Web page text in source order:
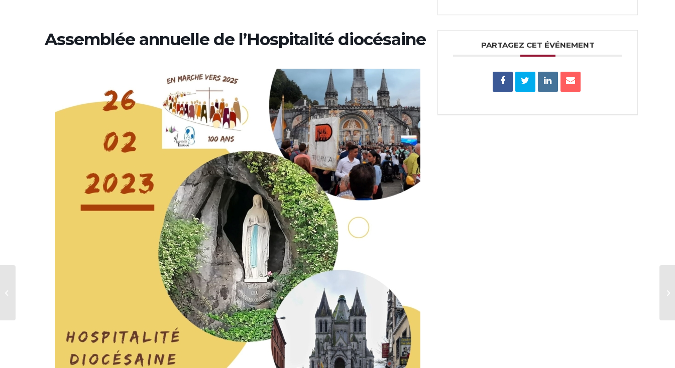
Assemblée annuelle de l’Hospitalité diocésaine PARTAGEZ CET ÉVÉNEMENT